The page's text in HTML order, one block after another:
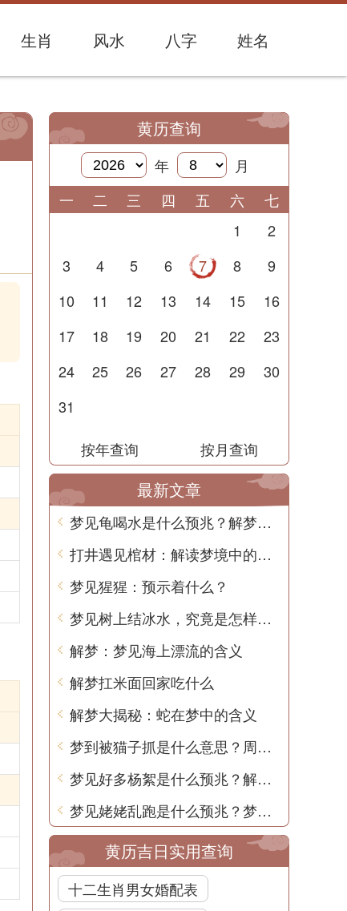
生肖 风水 八字 姓名
黄历查询
年
月
一
二 三 四 五 六
七
1
2
3
4 5 6 7 8
9
10
11 12 13 14 15
16
17
18 19 20 21 22
23
24
25 26 27 28 29
30
31
按年查询 按月查询
最新文章
梦见龟喝水是什么预兆？解梦大全
打井遇见棺材：解读梦境中的预兆
梦见猩猩：预示着什么？
梦见树上结冰水，究竟是怎样的寓意？
解梦：梦见海上漂流的含义
解梦扛米面回家吃什么
解梦大揭秘：蛇在梦中的含义
梦到被猫子抓是什么意思？周公解梦告诉你
梦见好多杨絮是什么预兆？解梦用中文告诉你
梦见姥姥乱跑是什么预兆？梦境解析和预示意义
黄历吉日实用查询
十二生肖男女婚配表